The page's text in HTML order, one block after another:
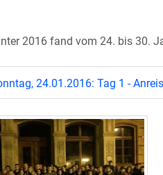
2016 fand vom 24. bis 30.
24.01.2016: Tag 1 -